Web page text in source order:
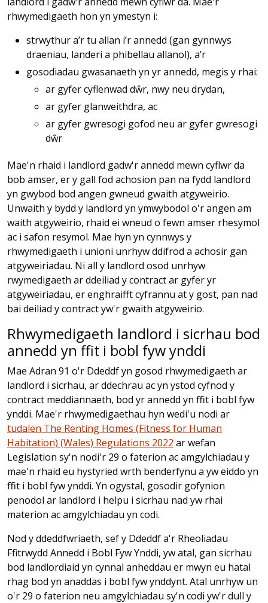
rhwymedigaeth hon yn ymestyn i:
strwythur a’r tu allan i’r annedd (gan gynnwys
draeniau, landeri a phibellau allanol), a’r
gosodiadau gwasanaeth yn yr annedd, megis y rhai:
ar gyfer cyflenwad dŵr, nwy neu drydan,
ar gyfer glanweithdra, ac
ar gyfer gwresogi gofod neu ar gyfer gwresogi
dŵr
Mae'n rhaid i landlord gadw'r annedd mewn cyflwr da
bob amser, er y gall fod achosion pan na fydd landlord
yn gwybod bod angen gwneud gwaith atgyweirio.
Unwaith y bydd y landlord yn ymwybodol o'r angen am
waith atgyweirio, rhaid ei wneud o fewn amser rhesymol
ac i safon resymol. Mae hyn yn cynnwys y
rhwymedigaeth i unioni unrhyw ddifrod a achosir gan
atgyweiriadau. Ni all y landlord osod unrhyw
rwymedigaeth ar ddeiliad y contract ar gyfer yr
atgyweiriadau, er enghraifft cyfrannu at y gost, pan nad
bai deiliad y contract yw'r gwaith atgyweirio.
Rhwymedigaeth landlord i sicrhau bod
annedd yn ffit i bobl fyw ynddi
Mae Adran 91 o'r Ddeddf yn gosod rhwymedigaeth ar
landlord i sicrhau, ar ddechrau ac yn ystod cyfnod y
contract meddiannaeth, bod yr annedd yn ffit i bobl fyw
ynddi. Mae'r rhwymedigaethau hyn wedi'u nodi ar
tudalen The Renting Homes (Fitness for Human
Habitation) (Wales) Regulations 2022 ar wefan
Legislation sy'n nodi'r 29 o faterion ac amgylchiadau y
mae'n rhaid eu hystyried wrth benderfynu a yw eiddo yn
ffit i bobl fyw ynddi. Yn ogystal, gosodir gofynion
penodol ar landlord i helpu i sicrhau nad yw rhai
materion ac amgylchiadau yn codi.
Nod y ddeddfwriaeth, sef y Ddeddf a'r Rheoliadau
Ffitrwydd Annedd i Bobl Fyw Ynddi, yw atal, gan sicrhau
bod landlordiaid yn cynnal anheddau er mwyn eu hatal
rhag bod yn anaddas i bobl fyw ynddynt. Atal unrhyw un
o'r 29 o faterion neu amgylchiadau sy'n codi yw'r dull y